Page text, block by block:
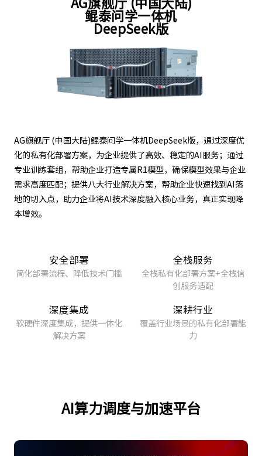
AG旗舰厅 (中国大陆)
鲲泰问学一体机
DeepSeek版
AG旗舰厅 (中国大陆)鲲泰问学一体机DeepSeek版，通过深度优
化的私有化部署方案，为企业提供了高效、稳定的AI服务；通过
专业训练套组，帮助企业打造专属R1模型，确保模型效果与企业
需求高度匹配；提供八大行业解决方案，帮助企业快速找到AI落
地的切入点，助力企业将AI技术深度融入核心业务，真正实现降
本增效。
安全部署
简化部署流程、降低技术门槛
全栈服务
全栈私有化部署方案+全栈信
创服务适配
深度集成
软硬件深度集成，提供一体化
解决方案
深耕行业
覆盖行业场景的私有化部署能
力
AI算力调度与加速平台